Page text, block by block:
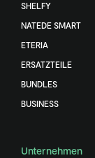
SHELFY
NATEDE SMART
ETERIA
ERSATZTEILE
BUNDLES
BUSINESS
Unternehmen